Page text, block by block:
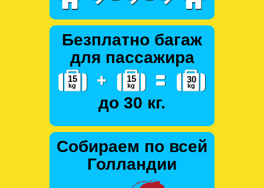
Безплатно багаж
для пассажира
до 30 кг.
Собираем по всей
Голландии